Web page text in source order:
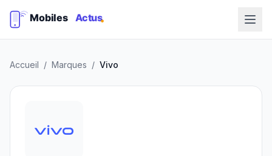
Accueil / Marques / Vivo